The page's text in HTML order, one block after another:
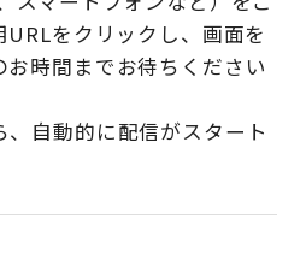
をクリックし、画面を
時間までお待ちください
自動的に配信がスタート